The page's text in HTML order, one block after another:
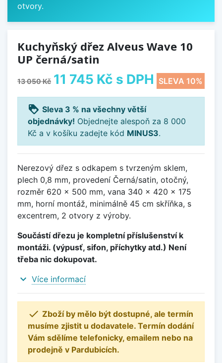
otvory.
Kuchyňský dřez Alveus Wave 10
UP černá/satin
13 050 Kč 11 745 Kč s DPH SLEVA 10%
loyalty Sleva 3 % na všechny větší
objednávky! Objednejte alespoň za 8 000
Kč a v košíku zadejte kód MINUS3.
Nerezový dřez s odkapem s tvrzeným sklem,
plech 0,8 mm, provedení Černá/satin, otočný,
rozměr 620 x 500 mm, vana 340 x 420 x 175
mm, horní montáž, minimálně 45 cm skříňka, s
excentrem, 2 otvory z výroby.
Součástí dřezu je kompletní příslušenství k
montáži. (výpusť, sifon, příchytky atd.) Není
třeba nic dokupovat.
expand_more Více informací
 Zboží by mělo být dostupné, ale termín
musíme zjistit u dodavatele. Termín dodání
Vám sdělíme telefonicky, emailem nebo na
prodejně v Pardubicích.